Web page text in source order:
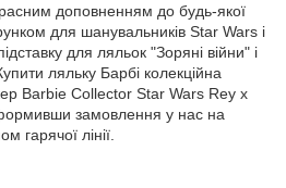
доповненням до будь-якої
для шанувальників Star Wars і
для ляльок "Зоряні війни" і
ляльку Барбі колекційна
Barbie Collector Star Wars Rey x
замовлення у нас на
гарячої лінії.